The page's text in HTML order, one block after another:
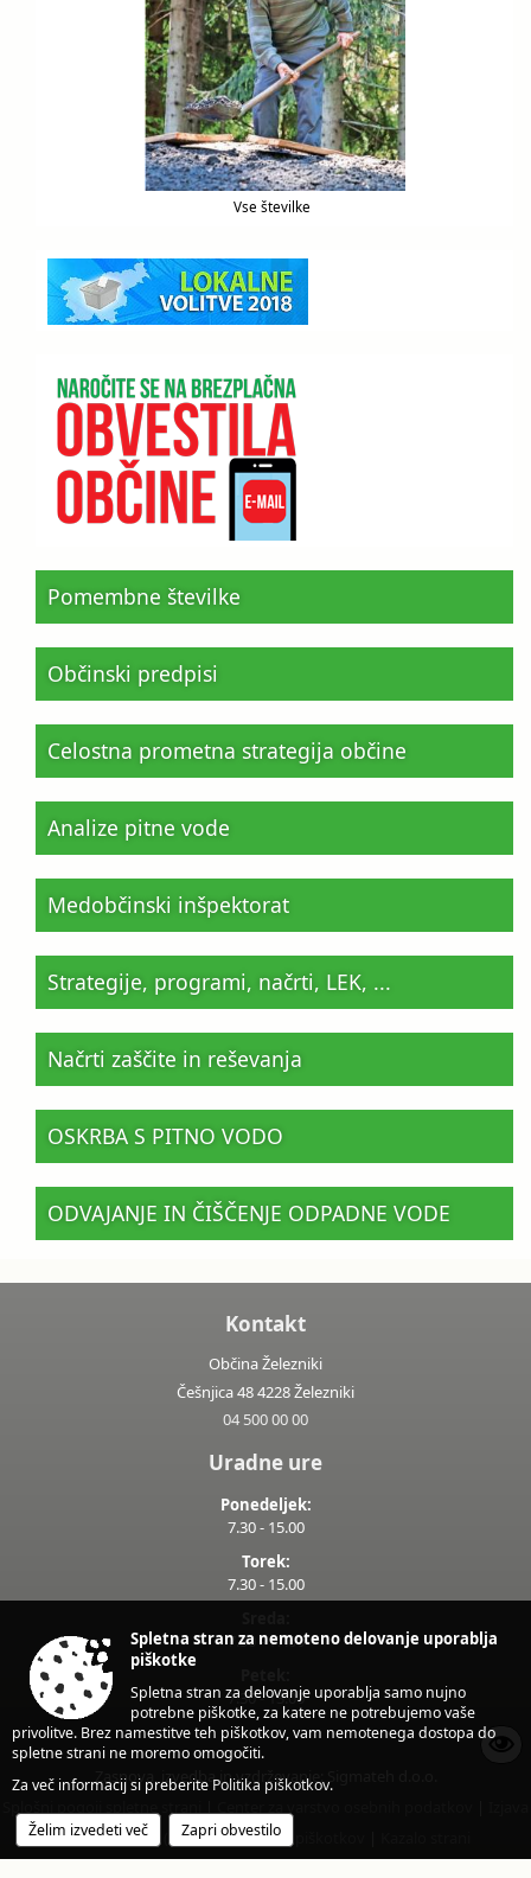
Vse številke
Pomembne številke
Občinski predpisi
Celostna prometna strategija občine
Analize pitne vode
Medobčinski inšpektorat
Strategije, programi, načrti, LEK, ...
Načrti zaščite in reševanja
OSKRBA S PITNO VODO
ODVAJANJE IN ČIŠČENJE ODPADNE VODE
Kontakt
Občina Železniki
Češnjica 48 4228 Železniki
04 500 00 00
Uradne ure
Ponedeljek:
7.30 - 15.00
Torek:
7.30 - 15.00
7.30 - 17.00
7.30 - 13.00
Zasnova, izvedba in vzdrževanje: Sigmateh d.o.o.
o dostopnosti (ZDSMA)|Politika piškotkov
Spletna stran za nemoteno delovanje uporablja
piškotke
Spletna stran za delovanje uporablja samo nujno
potrebne piškotke, za katere ne potrebujemo vaše
privolitve. Brez namestitve teh piškotkov, vam nemotenega dostopa do
spletne strani ne moremo omogočiti.
Za več informacij si preberite Politika piškotkov.
Želim izvedeti več Zapri obvestilo